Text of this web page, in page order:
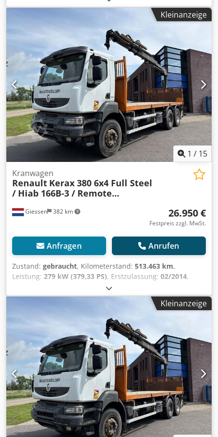
Retarder, Getriebetyp:Automatisch, Emissionsklasse:
, - Retarder- Klima- 2 Seiten
Wohlgenannt- AutomatikFederung: Blattfederung Dsdpozh
Kleinanzeige
1 / 15
Giessen 382 km
Kranwagen
Renault Kerax 380 6x4 Full Steel
/ Hiab 166B-3 / Remote...
26.950 €
Festpreis zzgl. MwSt.
Anfragen Anrufen
Zustand: gebraucht, Kilometerstand: 513.463 km,
Leistung: 279 kW (379,33 PS), Erstzulassung: 02/2014,
, Reifengröße:
30 %, Achsen-Konfiguration:6x4, Kraftstoff:Diesel, Farbe:
, Getriebetyp:
Automatisch , Emissionsklasse:Euro5
ABS, Klimaanlage, Kran
Weitere Optionen und Zubehör = - Blattfederung =
Anmerkungen = Kran Dodpfx Aozghgvsl Tokr Anzahl der
hydraulischen Auszüge: 3 Anzahl Stützbeine: 2 Rotator: ✓
Meter Kapazität: 10.3 m = Weitere Informationen =
Vorderachse: Reifenmaß: 315/80; Gelenkt; Reifen Profil:
30% Hinterachse 1: Reifenmaß: 13R22.5; Doppelbereift;
Reifen Profil: 40%; Reduzierung: Ausenplanetenachsen
Hinterachse 2: Reifenmaß: 13R22.5; Doppelbereift; Reifen
Profil: 40%; Reduzierung: Ausenplanetenachsen Kran: HIAB
166 B-3 HIDUO, Baujahr 2014, hinten am Fahrgestell
Kleinanzeige